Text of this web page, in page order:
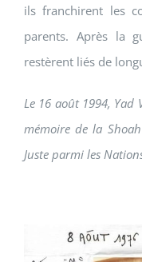
ils franchirent les
parents. Après la
restèrent liés de
Le 16 août 1994, Yad
mémoire de la Shoah
Juste parmi les